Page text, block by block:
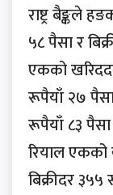
राष्ट्र बैङ्कले
५८ पैसा र
एकको
रूपैयाँ २७
रूपैयाँ ८३
रियाल
बिक्रीदर